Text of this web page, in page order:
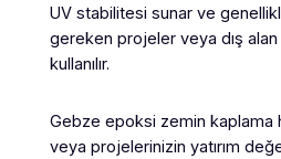
UV stabilitesi sunar ve
gereken projeler veya dış alan
kullanılır.
Gebze epoksi zemin kaplama
veya projelerinizin yatırım